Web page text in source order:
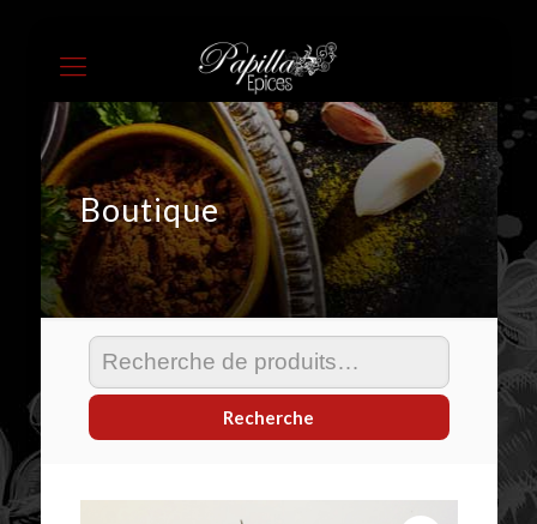
Boutique
Recherche
pour :
Recherche